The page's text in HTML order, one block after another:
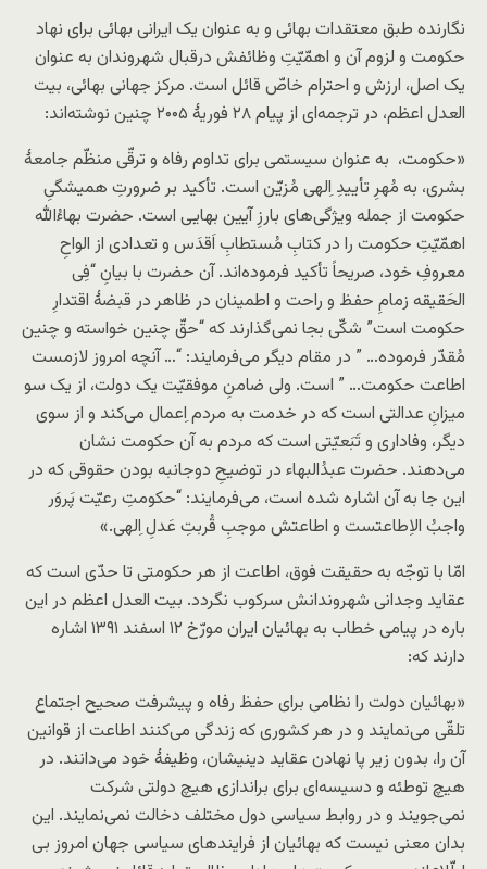
نگارنده طبق معتقدات بهائی و به عنوان یک ایرانی بهائی برای نهاد
حکومت و لزوم آن و اهمّیّتِ وظائفش درقبال شهروندان به عنوان
یک اصل، ارزش و احترام خاصّ قائل است. مرکز جهانی بهائی، بیت
العدل اعظم، در ترجمه‌ای از پیام ۲۸ فوریۀ ۲۰۰۵ چنین نوشته‌اند:
«حکومت، ‌ به عنوان سیستمی برای تداوم رفاه و ترقّی منظّم جامعۀ
بشری، به مُهرِ تأییدِ اِلهی مُزیّن است. تأکید بر ضرورتِ همیشگیِ
حکومت از جمله ویژگی‌های بارزِ آیین بهایی است. حضرت بهاءُالله
اهمّیّتِ حکومت را در کتابِ مُستطابِ اَقدَس و تعدادی از الواحِ
معروفِ خود، صریحاً تأکید فرموده‌اند. آن حضرت با بیانِ “فِی
الحَقیقه زمامِ حفظ و راحت و اطمینان در ظاهر در قبضۀ اقتدارِ
حکومت است” شکّی بجا نمی‌گذارند که “حقّ چنین خواسته و چنین
مُقدّر فرموده… ” در مقام دیگر می‌فرمایند: “… آنچه امروز لازمست
اطاعت حکومت… ” است. ولی ضامنِ موفقیّت یک دولت، از یک سو
میزانِ عدالتی است که در خدمت به مردم اِعمال می‌کند و از سوی
دیگر، وفاداری و تَبَعیّتی است که مردم به آن حکومت نشان
می‌دهند. حضرت عبدُالبهاء در توضیحِ دوجانبه بودن حقوقی که در
این جا به آن اشاره شده است، می‌فرمایند: “حکومتِ رعیّت پَروَر
واجبُ الاِطاعتست و اطاعتش موجبِ قُربتِ عَدلِ اِلهی.»
امّا با توجّه به حقیقت فوق، اطاعت از هر حکومتی تا حدّی است که
عقاید وجدانی شهروندانش سرکوب نگردد. بیت العدل اعظم در این
باره در پیامی خطاب به بهائیان ایران مورّخ ۱۲ اسفند ۱۳۹۱ اشاره
دارند که:
«بهائیان دولت را نظامی برای حفظ رفاه و پیشرفت صحیح اجتماع
تلقّی می‌نمایند و در هر کشوری که زندگی ‌می‌کنند اطاعت از قوانین
آن را، بدون زیر پا نهادن عقاید دینیشان، وظیفۀ خود می‌دانند. در
هیچ توطئه و دسیسه‌ای برای براندازی هیچ دولتی شرکت
نمی‌جویند و در روابط سیاسی دول مختلف دخالت نمی‌نمایند. این
بدان معنی نیست که بهائیان از فرایندهای سیاسی جهان امروز بی